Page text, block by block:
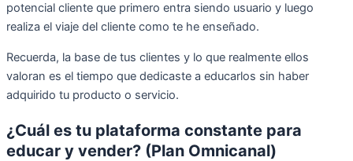
potencial cliente que primero entra siendo usuario y luego
realiza el viaje del cliente como te he enseñado.
Recuerda, la base de tus clientes y lo que realmente ellos
valoran es el tiempo que dedicaste a educarlos sin haber
adquirido tu producto o servicio.
¿Cuál es tu plataforma constante para
educar y vender? (Plan Omnicanal)